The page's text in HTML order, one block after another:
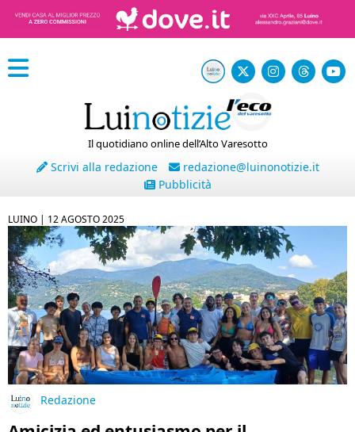
Il quotidiano online dell’Alto Varesotto
Scrivi alla redazione
redazione@luinonotizie.it
Pubblicità
LUINO | 12 AGOSTO 2025
Redazione